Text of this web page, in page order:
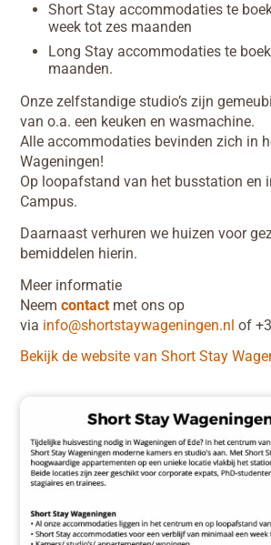
Short Stay accommodaties te
week tot zes maanden
Long Stay accommodaties te
maanden.
Onze zelfstandige studio’s zijn
van o.a. een keuken en wasmachine.
Alle accommodaties bevinden zich in
Wageningen!
Op loopafstand van het busstation en
Campus.
Daarnaast verhuren we huizen voor
bemiddelen hierin.
Meer informatie
Neemcontact met ons op
via info@shortstaywageningen.nl of
Bekijk de website van Short Stay